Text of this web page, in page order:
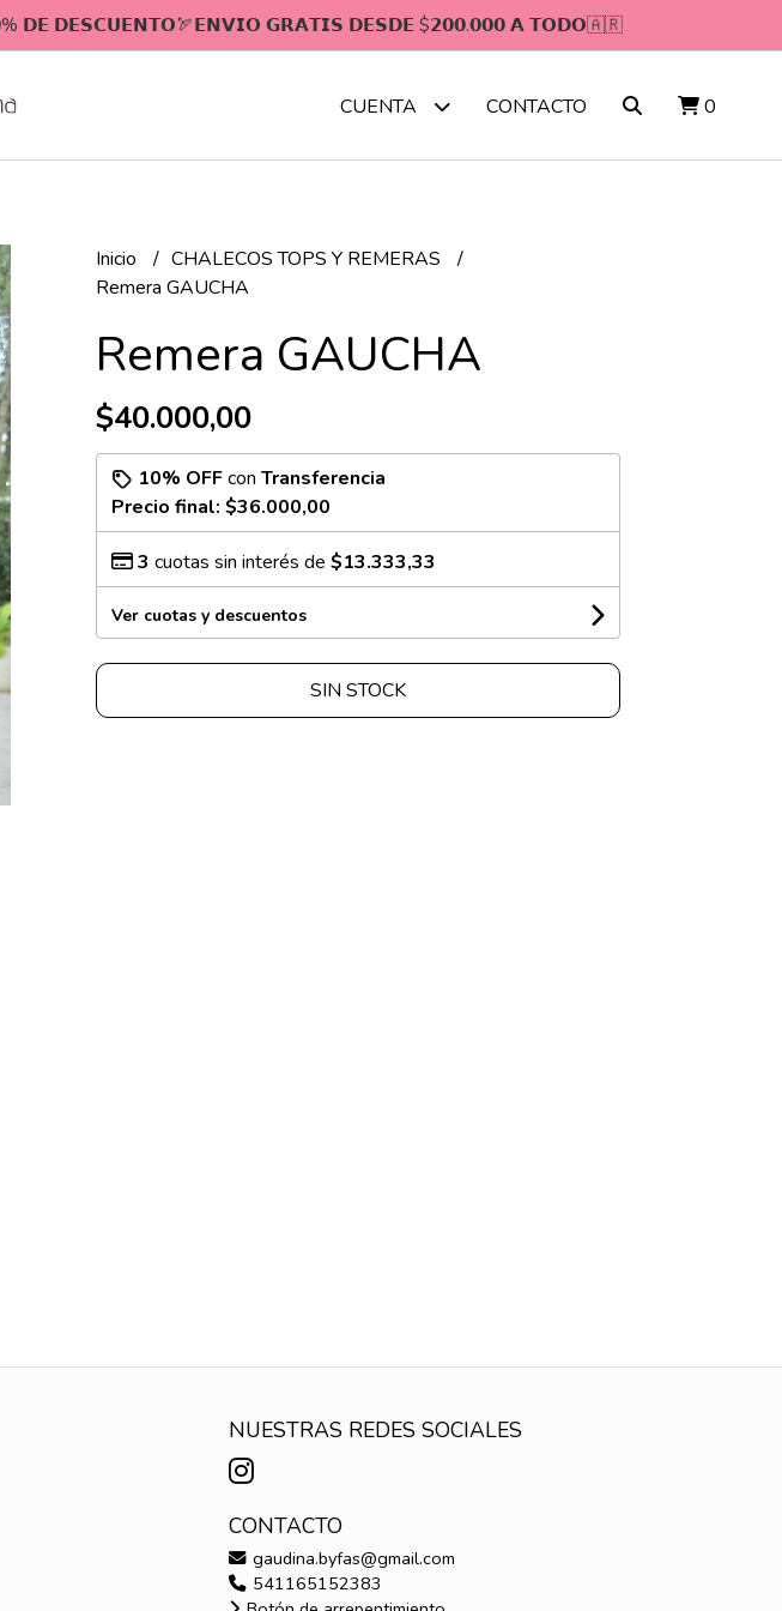
𝗗𝗘 𝗗𝗘𝗦𝗖𝗨𝗘𝗡𝗧𝗢🏹𝗘𝗡𝗩𝗜𝗢 𝗚𝗥𝗔𝗧𝗜𝗦 𝗗𝗘𝗦𝗗𝗘 $𝟮𝟬𝟬.𝟬𝟬𝟬 𝗔 𝗧𝗢𝗗𝗢🇦🇷
CUENTA CONTACTO 0
Inicio
CHALECOS TOPS Y REMERAS
Remera GAUCHA
Remera GAUCHA
$40.000,00
10% OFFcon Transferencia
Precio final: $36.000,00
3 cuotas sin interés de $13.333,33
Ver cuotas y descuentos
SIN STOCK
NUESTRAS REDES SOCIALES
CONTACTO
gaudina.byfas@gmail.com
541165152383